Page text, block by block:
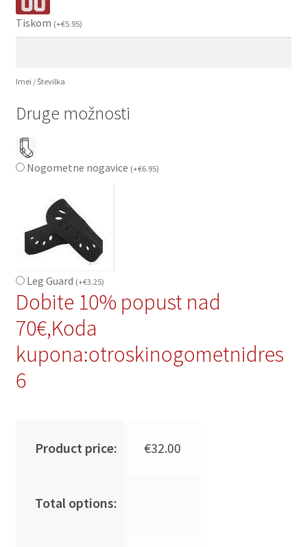
Tiskom (+€5.95)
Imei / Številka
Druge možnosti
Nogometne nogavice (+€6.95)
Leg Guard (+€3.25)
Dobite 10% popust nad
70€,Koda
kupona:otroskinogometnidres
6
Product price: €32.00
Total options: